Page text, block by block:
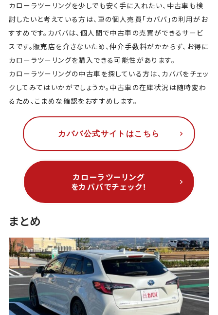
カローラツーリングを少しでも安く手に入れたい、中古車も検
討したいと考えている方は、車の個人売買「カババ」の利用がお
すすめです。カババは、個人間で中古車の売買ができるサービ
スです。販売店を介さないため、仲介手数料がかからず、お得に
カローラツーリングを購入できる可能性があります。
カローラツーリングの中古車を探している方は、カババをチェッ
クしてみてはいかがでしょうか。中古車の在庫状況は随時変わ
るため、こまめな確認をおすすめします。
カババ公式サイトはこちら
カローラツーリング
をカババでチェック！
まとめ